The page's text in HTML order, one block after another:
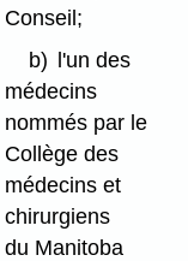
Conseil;
b) l'un des
médecins
nommés par le
Collège des
médecins et
chirurgiens
du Manitoba